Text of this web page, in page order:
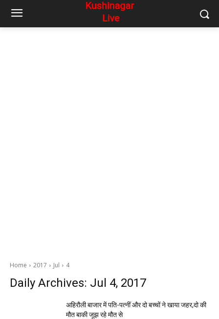
Home 2017 Jul 4
Daily Archives: Jul 4, 2017
अहिरौली बाजार में पति-पत्नीं और दो बच्चों ने खाया जहर,दो की
मौत बाकी जूझ रहे मौत से